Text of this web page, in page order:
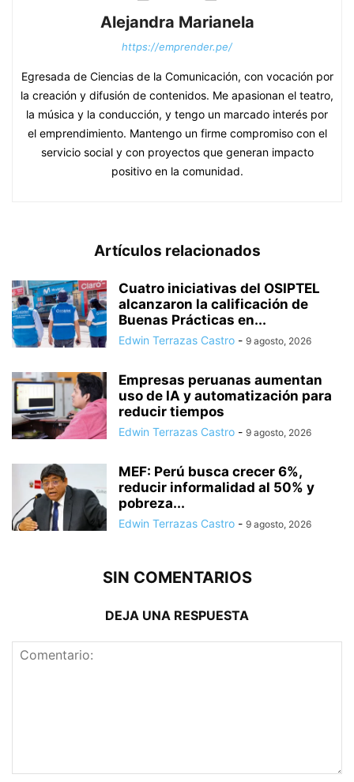
Alejandra Marianela
https://emprender.pe/
Egresada de Ciencias de la Comunicación, con vocación por
la creación y difusión de contenidos. Me apasionan el teatro,
la música y la conducción, y tengo un marcado interés por
el emprendimiento. Mantengo un firme compromiso con el
servicio social y con proyectos que generan impacto
positivo en la comunidad.
Artículos relacionados
Cuatro iniciativas del OSIPTEL
alcanzaron la calificación de
Buenas Prácticas en...
Edwin Terrazas Castro - 9 agosto, 2026
Empresas peruanas aumentan
uso de IA y automatización para
reducir tiempos
Edwin Terrazas Castro - 9 agosto, 2026
MEF: Perú busca crecer 6%,
reducir informalidad al 50% y
pobreza...
Edwin Terrazas Castro - 9 agosto, 2026
SIN COMENTARIOS
DEJA UNA RESPUESTA